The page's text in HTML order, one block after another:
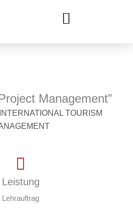
Management”
TOURISM
Leistung
Lehrauftrag